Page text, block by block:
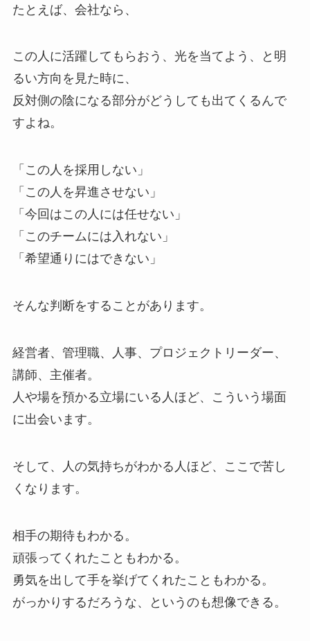
たとえば、会社なら、
この人に活躍してもらおう、光を当てよう、と明
るい方向を見た時に、
反対側の陰になる部分がどうしても出てくるんで
すよね。
「この人を採用しない」
「この人を昇進させない」
「今回はこの人には任せない」
「このチームには入れない」
「希望通りにはできない」
そんな判断をすることがあります。
経営者、管理職、人事、プロジェクトリーダー、
講師、主催者。
人や場を預かる立場にいる人ほど、こういう場面
に出会います。
そして、人の気持ちがわかる人ほど、ここで苦し
くなります。
相手の期待もわかる。
頑張ってくれたこともわかる。
勇気を出して手を挙げてくれたこともわかる。
がっかりするだろうな、というのも想像できる。